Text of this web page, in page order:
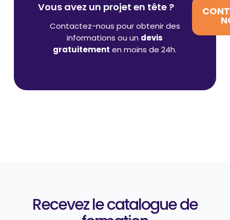
Vous avez un projet en tête ?
Contactez-nous pour obtenir des
informations ou un devis
gratuitement en moins de 24h.
Recevez le catalogue de